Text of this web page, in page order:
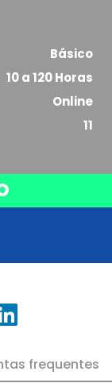
Básico
10 a 120 Horas
Online
11
frequentes